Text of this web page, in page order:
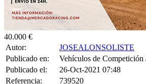
Autor:
Publicado en:
Vehículos de Competición /
Publicado el:
26-Oct-2021 07:48
Referencia:
739520
Visualizaciones:
6177